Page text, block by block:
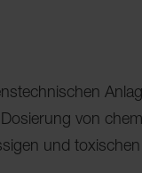
von
und